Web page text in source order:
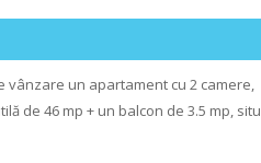
vânzare un apartament cu 2 camere,
de 46 mp + un balcon de 3.5 mp,